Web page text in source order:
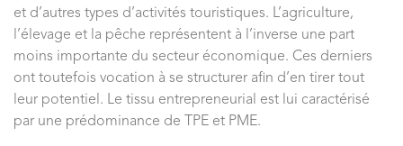
et d’autres types d’activités touristiques. L’agriculture,
l’élevage et la pêche représentent à l’inverse une part
moins importante du secteur économique. Ces derniers
ont toutefois vocation à se structurer afin d’en tirer tout
leur potentiel. Le tissu entrepreneurial est lui caractérisé
par une prédominance de TPE et PME.